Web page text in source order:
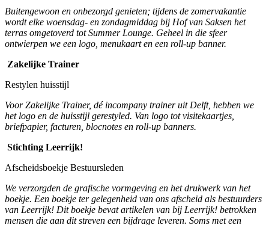
Buitengewoon en onbezorgd genieten; tijdens de zomervakantie
wordt elke woensdag- en zondagmiddag bij Hof van Saksen het
terras omgetoverd tot Summer Lounge. Geheel in die sfeer
ontwierpen we een logo, menukaart en een roll-up banner.
Zakelijke Trainer
Restylen huisstijl
Voor Zakelijke Trainer, dé incompany trainer uit Delft, hebben we
het logo en de huisstijl gerestyled. Van logo tot visitekaartjes,
briefpapier, facturen, blocnotes en roll-up banners.
Stichting Leerrijk!
Afscheidsboekje Bestuursleden
We verzorgden de grafische vormgeving en het drukwerk van het
boekje. Een boekje ter gelegenheid van ons afscheid als bestuurders
van Leerrijk! Dit boekje bevat artikelen van bij Leerrijk! betrokken
mensen die aan dit streven een bijdrage leveren. Soms met een